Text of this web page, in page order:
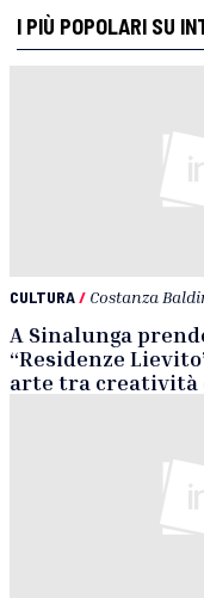
I PIÙ POPOLARI SU
CULTURA/ Costanza
A Sinalunga
“Residenze
arte tra